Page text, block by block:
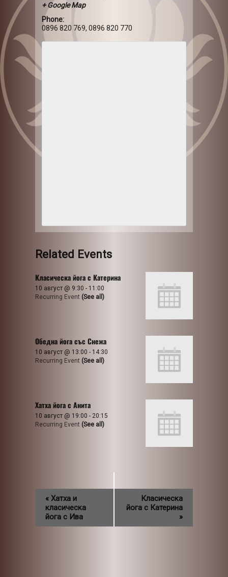
+ Google Map
Phone:
0896 820 769, 0896 820 770
Related Events
Класическа йога с Катерина
10 август @ 9:30 - 11:00
Recurring Event (See all)
Обедна йога със Снежа
10 август @ 13:00 - 14:30
Recurring Event (See all)
Хатха йога с Анита
10 август @ 19:00 - 20:15
Recurring Event (See all)
« Хатха и
класическа
йога с Ива
Класическа
йога с Катерина
»